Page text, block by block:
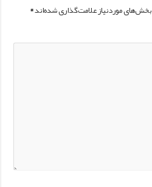
بخش‌های موردنیاز علامت‌گذاری شده‌اند*